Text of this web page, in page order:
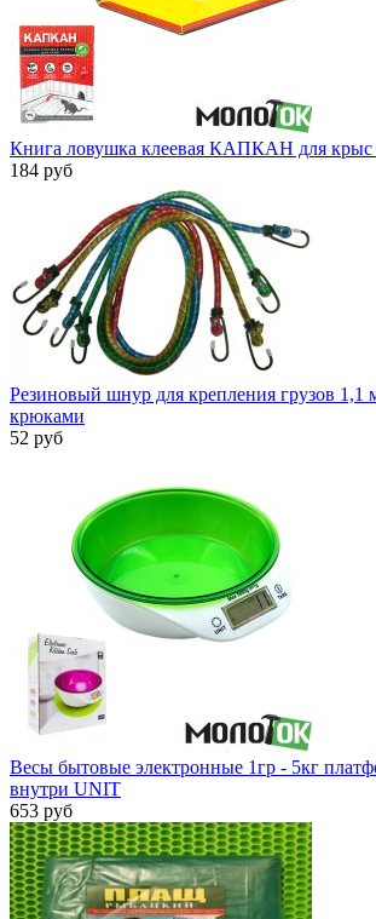
Книга ловушка клеевая КАПКАН для крыс
184 руб
Резиновый шнур для крепления грузов 1,1
крюками
52 руб
Весы бытовые электронные 1гр - 5кг
внутри UNIT
653 руб